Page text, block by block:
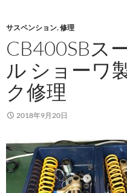
サスペンション,修理
CB400SBス
ル ショーワ
ク修理
2018年9月20日